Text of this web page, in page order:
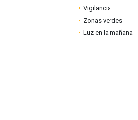
Vigilancia
Zonas verdes
Luz en la mañana